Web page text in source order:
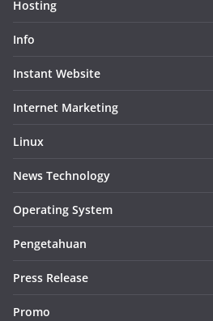
Hosting
Info
Instant Website
Internet Marketing
Linux
News Technology
Operating System
Pengetahuan
Press Release
Promo